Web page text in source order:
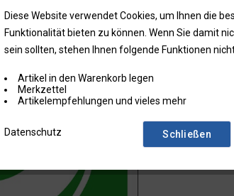
Diese Website verwendet Cookies, um Ihnen die
Funktionalität bieten zu können. Wenn Sie damit
sein sollten, stehen Ihnen folgende Funktionen
Artikel in den Warenkorb legen
Merkzettel
Artikelempfehlungen und vieles mehr
Datenschutz Schließen